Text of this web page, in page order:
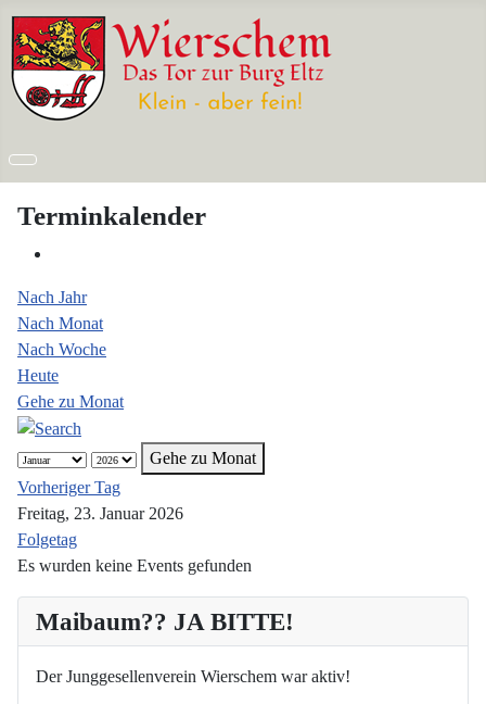
Maibaum?? JA BITTE!
Der Junggesellenverein Wierschem war aktiv!
Terminkalender
Nach Jahr
Nach Monat
Nach Woche
Heute
Gehe zu Monat
Gehe zu Monat
Vorheriger Tag
Freitag, 23. Januar 2026
Folgetag
Es wurden keine Events gefunden